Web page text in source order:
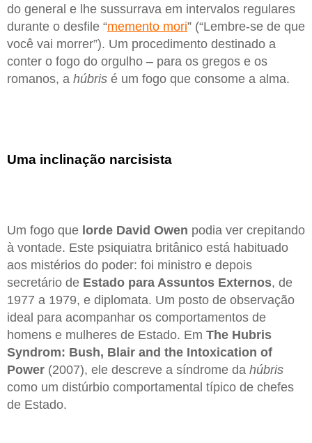
do general e lhe sussurrava em intervalos regulares
durante o desfile “memento mori” (“Lembre-se de que
você vai morrer”). Um procedimento destinado a
conter o fogo do orgulho – para os gregos e os
romanos, a húbris é um fogo que consome a alma.
Uma inclinação narcisista
Um fogo que lorde David Owen podia ver crepitando
à vontade. Este psiquiatra britânico está habituado
aos mistérios do poder: foi ministro e depois
secretário de Estado para Assuntos Externos, de
1977 a 1979, e diplomata. Um posto de observação
ideal para acompanhar os comportamentos de
homens e mulheres de Estado. Em The Hubris
Syndrom: Bush, Blair and the Intoxication of
Power (2007), ele descreve a síndrome da húbris
como um distúrbio comportamental típico de chefes
de Estado.